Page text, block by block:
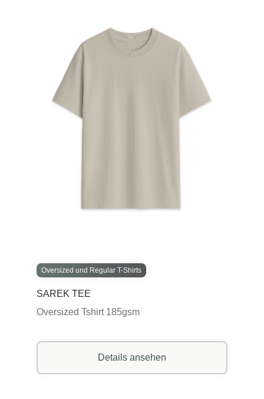
Oversized und Regular T-Shirts
SAREK TEE
Oversized Tshirt 185gsm
Details ansehen